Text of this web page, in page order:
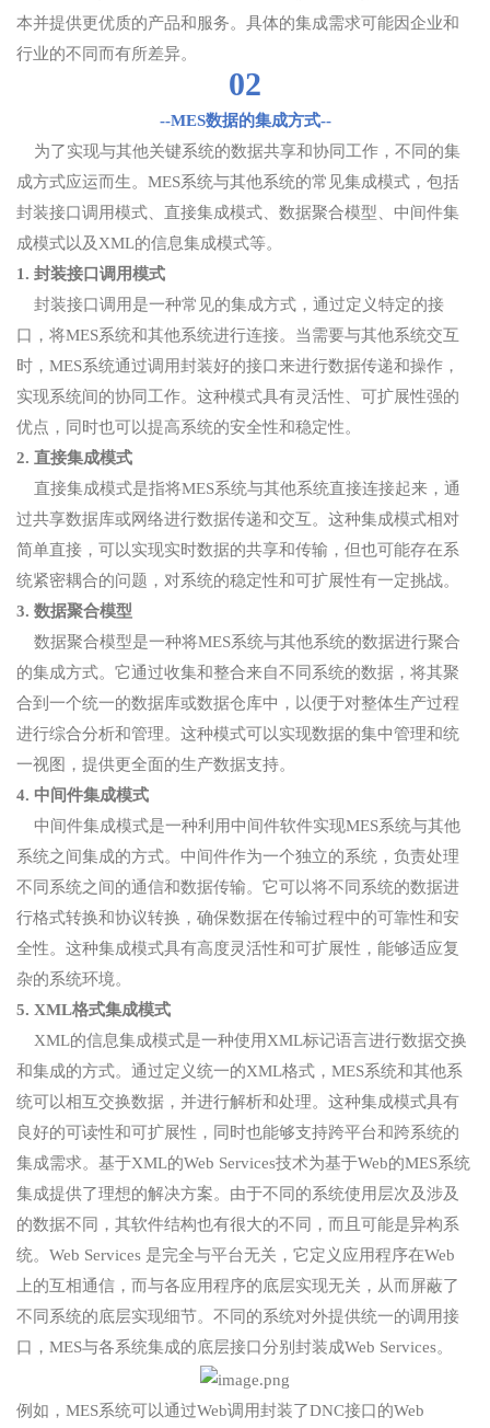
本并提供更优质的产品和服务。具体的集成需求可能因企业和
行业的不同而有所差异。
02
--MES数据的集成方式--
为了实现与其他关键系统的数据共享和协同工作，不同的集
成方式应运而生。MES系统与其他系统的常见集成模式，包括
封装接口调用模式、直接集成模式、数据聚合模型、中间件集
成模式以及XML的信息集成模式等。
1. 封装接口调用模式
封装接口调用是一种常见的集成方式，通过定义特定的接
口，将MES系统和其他系统进行连接。当需要与其他系统交互
时，MES系统通过调用封装好的接口来进行数据传递和操作，
实现系统间的协同工作。这种模式具有灵活性、可扩展性强的
优点，同时也可以提高系统的安全性和稳定性。
2. 直接集成模式
直接集成模式是指将MES系统与其他系统直接连接起来，通
过共享数据库或网络进行数据传递和交互。这种集成模式相对
简单直接，可以实现实时数据的共享和传输，但也可能存在系
统紧密耦合的问题，对系统的稳定性和可扩展性有一定挑战。
3. 数据聚合模型
数据聚合模型是一种将MES系统与其他系统的数据进行聚合
的集成方式。它通过收集和整合来自不同系统的数据，将其聚
合到一个统一的数据库或数据仓库中，以便于对整体生产过程
进行综合分析和管理。这种模式可以实现数据的集中管理和统
一视图，提供更全面的生产数据支持。
4. 中间件集成模式
中间件集成模式是一种利用中间件软件实现MES系统与其他
系统之间集成的方式。中间件作为一个独立的系统，负责处理
不同系统之间的通信和数据传输。它可以将不同系统的数据进
行格式转换和协议转换，确保数据在传输过程中的可靠性和安
全性。这种集成模式具有高度灵活性和可扩展性，能够适应复
杂的系统环境。
5. XML格式集成模式
XML的信息集成模式是一种使用XML标记语言进行数据交换
和集成的方式。通过定义统一的XML格式，MES系统和其他系
统可以相互交换数据，并进行解析和处理。这种集成模式具有
良好的可读性和可扩展性，同时也能够支持跨平台和跨系统的
集成需求。基于XML的Web Services技术为基于Web的MES系统
集成提供了理想的解决方案。由于不同的系统使用层次及涉及
的数据不同，其软件结构也有很大的不同，而且可能是异构系
统。Web Services 是完全与平台无关，它定义应用程序在Web
上的互相通信，而与各应用程序的底层实现无关，从而屏蔽了
不同系统的底层实现细节。不同的系统对外提供统一的调用接
口，MES与各系统集成的底层接口分别封装成Web Services。
例如，MES系统可以通过Web调用封装了DNC接口的Web